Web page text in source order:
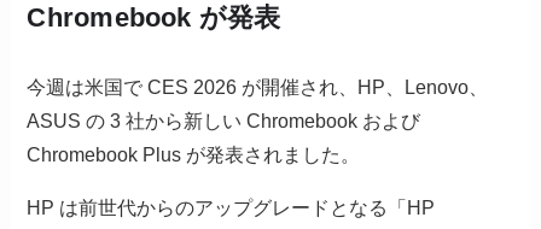
Chromebook が発表
今週は米国で CES 2026 が開催され、HP、Lenovo、
ASUS の 3 社から新しい Chromebook および
Chromebook Plus が発表されました。
HP は前世代からのアップグレードとなる「HP